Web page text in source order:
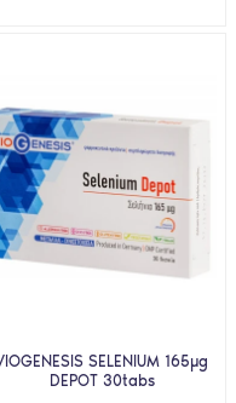
SELENIUM 165μg
DEPOT 30tabs